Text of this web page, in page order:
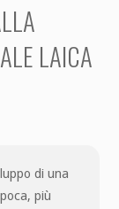
LAICA
di una
più